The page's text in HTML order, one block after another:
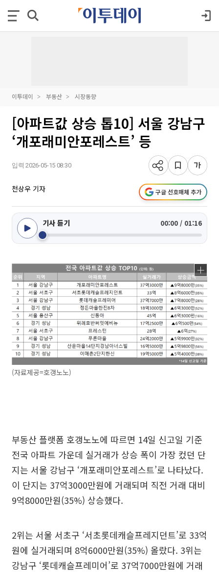
이투데이 부동산 시장동향
[아파트값 상승 톱10] 서울 강남구
‘개포래미안포레스트’ 등
입력 2026-05-15 08:30
천상우 기자 구글 선호매체 추가
기사 듣기 00:00 / 01:16
(자료제공=호갱노노)
부동산 플랫폼 호갱노노에 따르면 14일 신고일 기준
전국 아파트 가운데 실거래가 상승 폭이 가장 컸던 단
지는 서울 강남구 ‘개포래미안포레스트’로 나타났다.
이 단지는 37억3000만원에 거래되며 직전 거래 대비
9억8000만원(35%) 상승했다.
2위는 서울 서초구 ‘서초롯데캐슬프레지던트’로 33억
원에 실거래되며 8억6000만원(35%) 올랐다. 3위는
강남구 ‘롯데캐슬프레미어’로 37억7000만원에 거래